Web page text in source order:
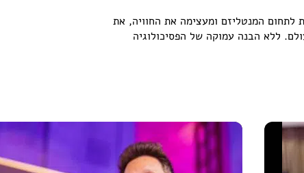
לתחום המנטליזם ומעצימה את החוויה, את
ללא הבנה עמוקה של הפסיכולוגיה